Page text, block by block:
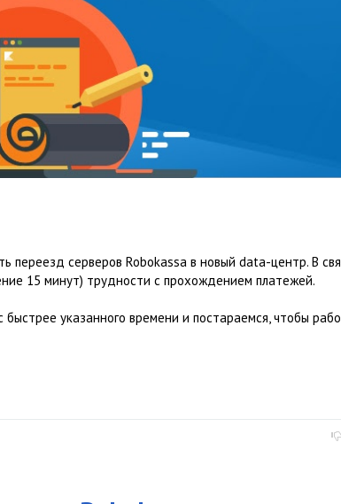
переезд серверов Robokassa в новый data-центр. В
15 минут) трудности с прохождением платежей.
указанного времени и постараемся, чтобы